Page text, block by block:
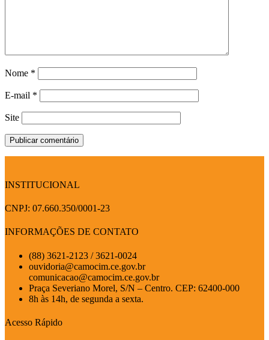
Nome *
E-mail *
Site
INSTITUCIONAL
CNPJ: 07.660.350/0001-23
INFORMAÇÕES DE CONTATO
(88) 3621-2123 / 3621-0024
ouvidoria@camocim.ce.gov.br
comunicacao@camocim.ce.gov.br
Praça Severiano Morel, S/N – Centro. CEP: 62400-000
8h às 14h, de segunda a sexta.
Acesso Rápido